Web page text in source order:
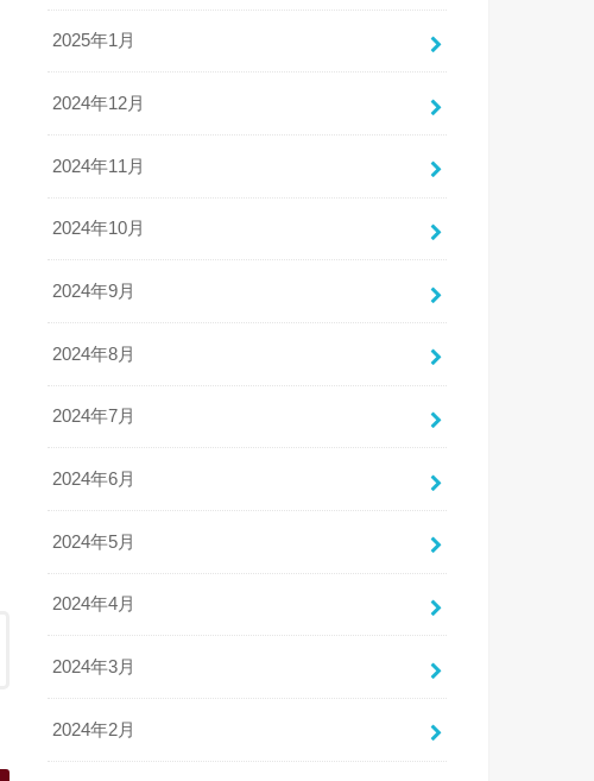
2025年1月
2024年12月
2024年11月
2024年10月
2024年9月
2024年8月
2024年7月
2024年6月
2024年5月
2024年4月
2024年3月
2024年2月